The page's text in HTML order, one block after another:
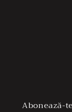
Abonează-